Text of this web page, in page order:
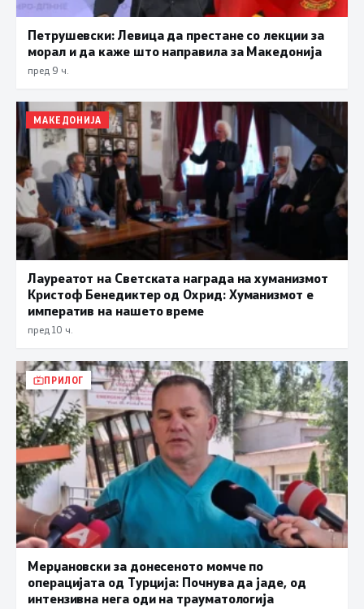
Петрушевски: Левица да престане со лекции за
морал и да каже што направила за Македонија
пред 9 ч.
МАКЕДОНИЈА
Лауреатот на Светската награда на хуманизмот
Кристоф Бенедиктер од Охрид: Хуманизмот е
императив на нашето време
пред 10 ч.
ПРИЛОГ
Мерџановски за донесеното момче по
операцијата од Турција: Почнува да јаде, од
интензивна нега оди на трауматологија